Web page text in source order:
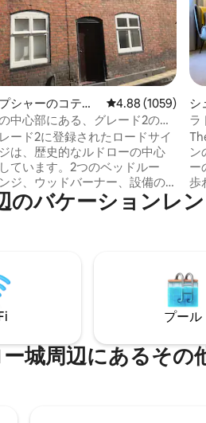
4.99つ星の平均評価
シャーのコテー
レビュー1059件
4.88 (1059)
中心部にある、グレード2のコ
ード2に登録されたロードサイ
は、歴史的なルドローの中心
ています。2つのベッドルー
ジ、ウッドバーナー、設備の
チン/ダイナーを備えた居心地
的な客室。 広々としたラグジ
ランがあります。 ラドロー周
しいウォーキングと、素晴ら
マインドから車ですぐの場所
す。Ludlowでは、食べ物、ビー
ジなど、年間を通じて多くの
バルが開催されています。
シ
ラ
テ
ン
ー
歩
ー
す
のに
テ
賞
ラ
のバ⁠ケ⁠ー⁠シ⁠ョ⁠ン⁠レ⁠
プール
城⁠周⁠辺⁠に⁠あ⁠るそ⁠の⁠